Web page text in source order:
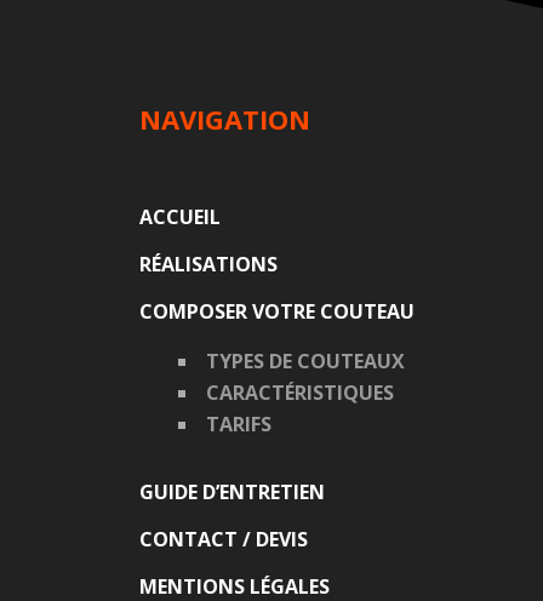
NAVIGATION
ACCUEIL
RÉALISATIONS
COMPOSER VOTRE COUTEAU
TYPES DE COUTEAUX
CARACTÉRISTIQUES
TARIFS
GUIDE D’ENTRETIEN
CONTACT / DEVIS
MENTIONS LÉGALES